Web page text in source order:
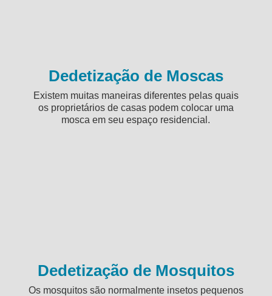
Dedetização de Moscas
Existem muitas maneiras diferentes pelas quais
os proprietários de casas podem colocar uma
mosca em seu espaço residencial.
Dedetização de Mosquitos
Os mosquitos são normalmente insetos pequenos